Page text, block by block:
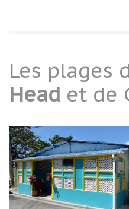
Les plages
Head et de